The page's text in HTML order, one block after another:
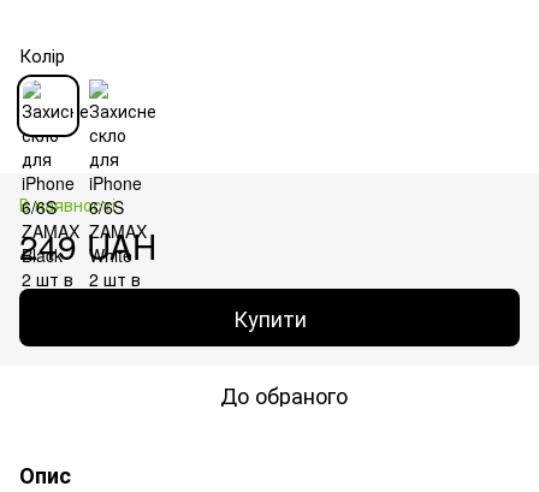
Колір
В наявності
249 UAH
Купити
До обраного
Опис